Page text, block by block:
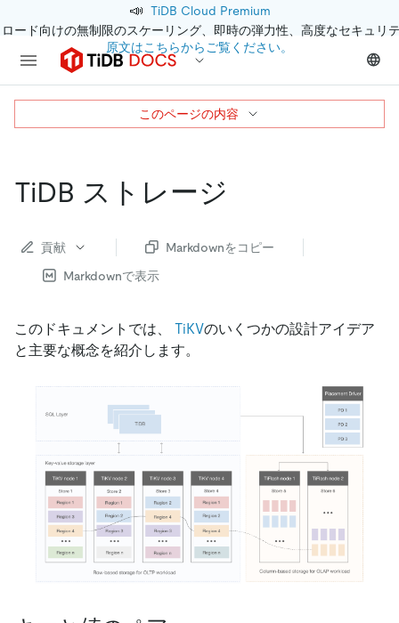
📣 TiDB Cloud Premium
ード向けの無制限のスケーリング、即時の弾力性、高度なセキュリ
原文はこちらからご覧ください。
TiDB ストレージ
貢献
Markdownをコピー
Markdownで表示
このドキュメントでは、 TiKVのいくつかの設計アイデア
と主要な概念を紹介します。
このページの内容